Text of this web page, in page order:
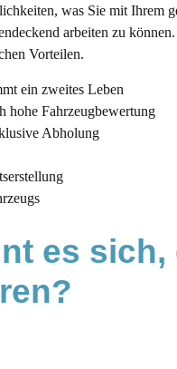
was Sie mit Ihrem
arbeiten zu
Vorteilen.
ein zweites Leben
hohe Fahrzeugbewertung
Abholung
es